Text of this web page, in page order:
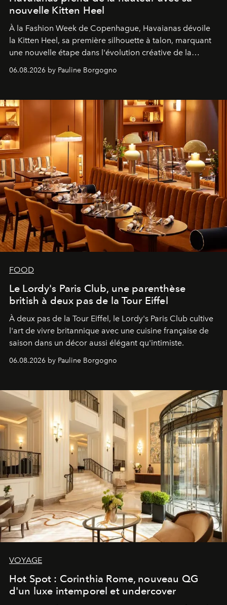
nouvelle Kitten Heel
À la Fashion Week de Copenhague, Havaianas dévoile
la Kitten Heel, sa première silhouette à talon, marquant
une nouvelle étape dans l'évolution créative de la
06.08.2026 by Pauline Borgogno
FOOD
Le Lordy's Paris Club, une parenthèse
british à deux pas de la Tour Eiffel
À deux pas de la Tour Eiffel, le Lordy's Paris Club cultive
l'art de vivre britannique avec une cuisine française de
saison dans un décor aussi élégant qu'intimiste.
06.08.2026 by Pauline Borgogno
VOYAGE
Hot Spot : Corinthia Rome, nouveau QG
d'un luxe intemporel et undercover